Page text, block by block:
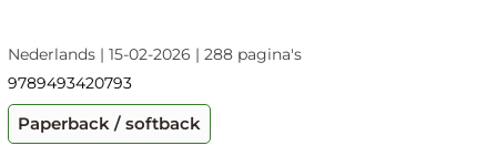
Nederlands | 15-02-2026 | 288 pagina's
9789493420793
Paperback / softback